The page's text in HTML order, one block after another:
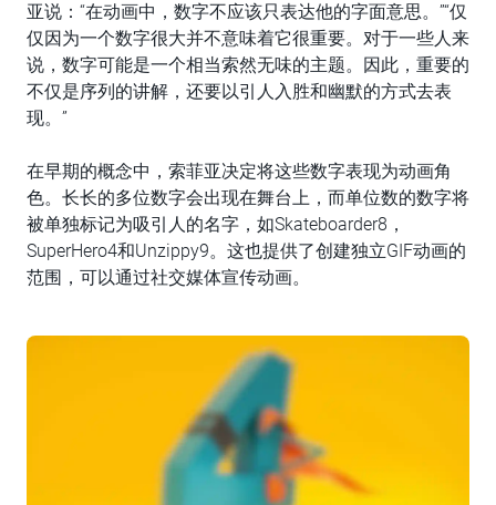
亚说：“在动画中，数字不应该只表达他的字面意思。”“仅
仅因为一个数字很大并不意味着它很重要。对于一些人来
说，数字可能是一个相当索然无味的主题。因此，重要的
不仅是序列的讲解，还要以引人入胜和幽默的方式去表
现。”
在早期的概念中，索菲亚决定将这些数字表现为动画角
色。长长的多位数字会出现在舞台上，而单位数的数字将
被单独标记为吸引人的名字，如Skateboarder8，
SuperHero4和Unzippy9。这也提供了创建独立GIF动画的
范围，可以通过社交媒体宣传动画。